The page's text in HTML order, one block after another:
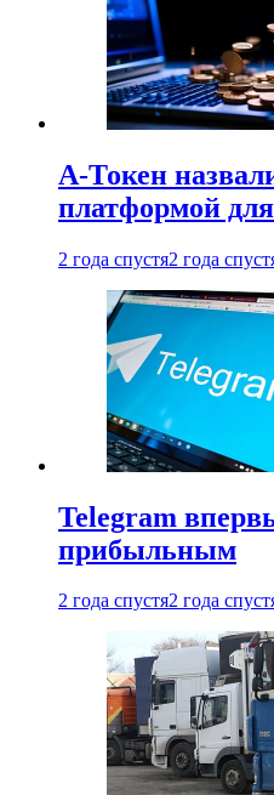
А-Токен
платформой
2 года спустя2 года
Telegram
прибыльным
2 года спустя2 года